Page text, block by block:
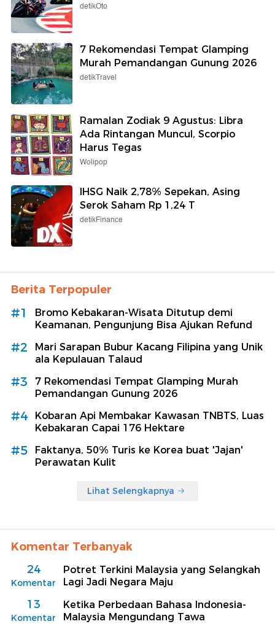
detikOto
7 Rekomendasi Tempat Glamping
Murah Pemandangan Gunung 2026
detikTravel
Ramalan Zodiak 9 Agustus: Libra
Ada Rintangan Muncul, Scorpio
Harus Tegas
Wolipop
IHSG Naik 2,78% Sepekan, Asing
Serok Saham Rp 1,24 T
detikFinance
Berita Terpopuler
#1
Bromo Kebakaran-Wisata Ditutup demi
Keamanan, Pengunjung Bisa Ajukan Refund
#2
Mari Sarapan Bubur Kacang Filipina yang Unik
ala Kepulauan Talaud
#3
7 Rekomendasi Tempat Glamping Murah
Pemandangan Gunung 2026
#4
Kobaran Api Membakar Kawasan TNBTS, Luas
Kebakaran Capai 176 Hektare
#5
Faktanya, 50% Turis ke Korea buat 'Jajan'
Perawatan Kulit
Lihat Selengkapnya
Komentar Terbanyak
24
Komentar
Potret Terkini Malaysia yang Selangkah
Lagi Jadi Negara Maju
13
Komentar
Ketika Perbedaan Bahasa Indonesia-
Malaysia Mengundang Tawa